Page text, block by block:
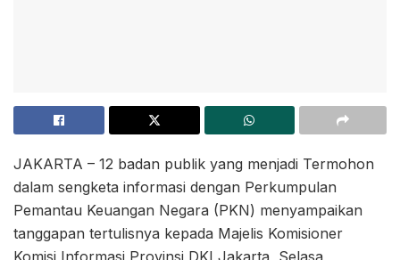
JAKARTA – 12 badan publik yang menjadi Termohon
dalam sengketa informasi dengan Perkumpulan
Pemantau Keuangan Negara (PKN) menyampaikan
tanggapan tertulisnya kepada Majelis Komisioner
Komisi Informasi Provinsi DKI Jakarta, Selasa